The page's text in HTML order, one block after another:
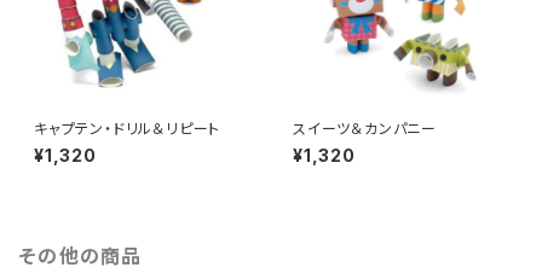
キャプテン・ドリル＆リピート
¥1,320
スイーツ＆カンパニー
¥1,320
その他の商品